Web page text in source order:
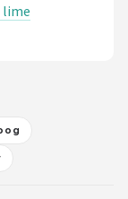
lime